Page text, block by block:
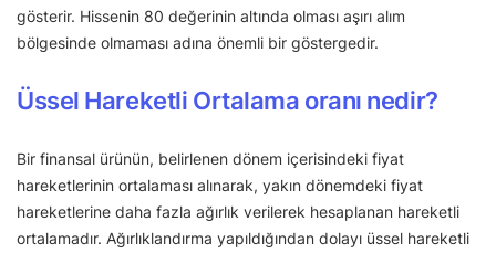
gösterir. Hissenin 80 değerinin altında olması aşırı alım
bölgesinde olmaması adına önemli bir göstergedir.
Üssel Hareketli Ortalama oranı nedir?
Bir finansal ürünün, belirlenen dönem içerisindeki fiyat
hareketlerinin ortalaması alınarak, yakın dönemdeki fiyat
hareketlerine daha fazla ağırlık verilerek hesaplanan hareketli
ortalamadır. Ağırlıklandırma yapıldığından dolayı üssel hareketli